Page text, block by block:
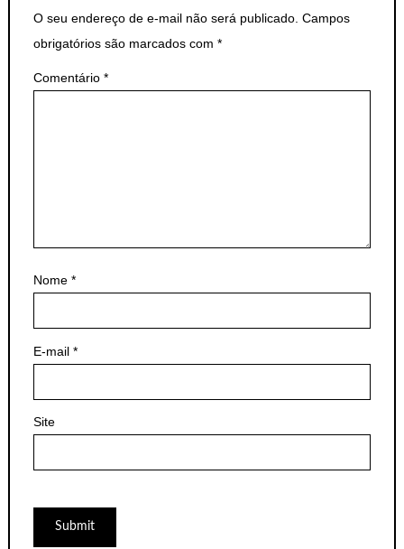
O seu endereço de e-mail não será publicado. Campos
obrigatórios são marcados com *
Comentário *
Nome *
E-mail *
Site